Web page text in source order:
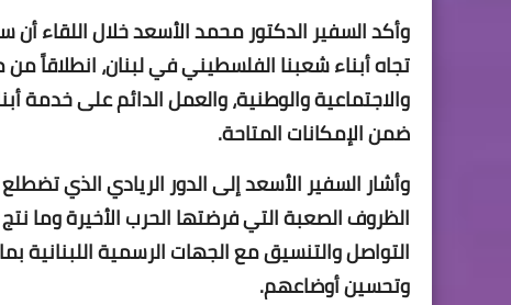
وأكد السفير الدكتور محمد الأسعد خلال اللقاء
تجاه أبناء شعبنا الفلسطيني في لبنان، انطلاقاً
والاجتماعية والوطنية، والعمل الدائم على خدمة
ضمن الإمكانات المتاحة.
وأشار السفير الأسعد إلى الدور الريادي الذي
الظروف الصعبة التي فرضتها الحرب الأخيرة وما
التواصل والتنسيق مع الجهات الرسمية
وتحسين أوضاعهم.